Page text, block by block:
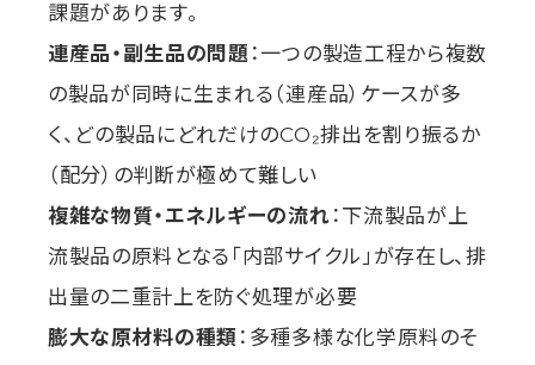
課題があります。
連産品・副生品の問題 ：一つの製造工程から複数
の製品が同時に生まれる（連産品）ケースが多
く、どの製品にどれだけのCO₂排出を割り振るか
（配分）の判断が極めて難しい
複雑な物質・エネルギーの流れ ：下流製品が上
流製品の原料となる「内部サイクル」が存在し、排
出量の二重計上を防ぐ処理が必要
膨大な原材料の種類 ：多種多様な化学原料のそ